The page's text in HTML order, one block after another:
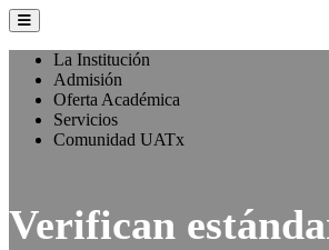
La Institución
Admisión
Oferta Académica
Servicios
Comunidad UATx
Verifican